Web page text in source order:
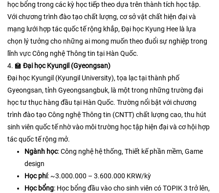
học bổng trong các kỳ học tiếp theo dựa trên thành tích học tập.​
Với chương trình đào tạo chất lượng, cơ sở vật chất hiện đại và
mạng lưới hợp tác quốc tế rộng khắp, Đại học Kyung Hee là lựa
chọn lý tưởng cho những ai mong muốn theo đuổi sự nghiệp trong
lĩnh vực Công nghệ Thông tin tại Hàn Quốc.
4. 🏫 Đại học Kyungil (Gyeongsan)
Đại học Kyungil (Kyungil University), tọa lạc tại thành phố
Gyeongsan, tỉnh Gyeongsangbuk, là một trong những trường đại
học tư thục hàng đầu tại Hàn Quốc. Trường nổi bật với chương
trình đào tạo Công nghệ Thông tin (CNTT) chất lượng cao, thu hút
sinh viên quốc tế nhờ vào môi trường học tập hiện đại và cơ hội hợp
tác quốc tế rộng mở.​
Ngành học: Công nghệ hệ thống, Thiết kế phần mềm, Game
design
Học phí: ~3.000.000 – 3.600.000 KRW/kỳ
Học bổng: Học bổng đầu vào cho sinh viên có TOPIK 3 trở lên,